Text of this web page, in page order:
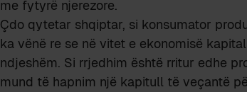
me fytyrë njerezore.
Çdo qytetar shqiptar, si konsumator
ka vënë re se në vitet e ekonomisë
ndjeshëm. Si rrjedhim është rritur edhe
mund të hapnim një kapitull të veçantë